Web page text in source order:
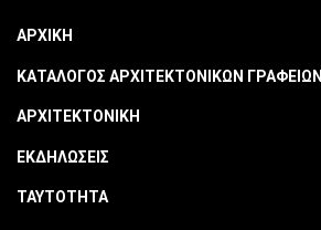
ΑΡΧΙΚΗ
ΚΑΤΑΛΟΓΟΣ ΑΡΧΙΤΕΚΤΟΝΙΚΩΝ ΓΡΑΦΕΙΩΝ
ΑΡΧΙΤΕΚΤΟΝΙΚΗ
ΕΚΔΗΛΩΣΕΙΣ
ΤΑΥΤΟΤΗΤΑ